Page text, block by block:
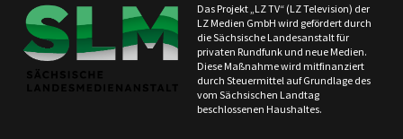
Das Projekt „LZ TV“ (LZ Television) der
LZ Medien GmbH wird gefördert durch
die Sächsische Landesanstalt für
privaten Rundfunk und neue Medien.
Diese Maßnahme wird mitfinanziert
durch Steuermittel auf Grundlage des
vom Sächsischen Landtag
beschlossenen Haushaltes.